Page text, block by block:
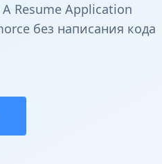
Resume Application
без написания кода